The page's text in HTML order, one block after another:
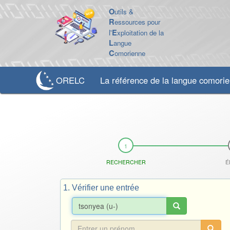
Outils &
Ressources pour
l'Exploitation de la
Langue
Comorienne
ORELC La référence de la langue
RECHERCHER
1. Vérifier une entrée